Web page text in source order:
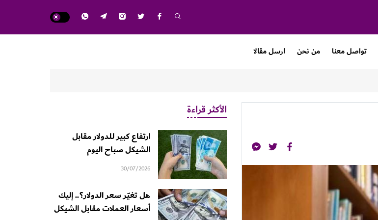
تواصل معنا من نحن ارسل مقالا
الأكثر قراءة
ارتفاع كبير للدولار مقابل
الشيكل صباح اليوم
30/07/2026
هل تغيّر سعر الدولار؟.. إليك
أسعار العملات مقابل الشيكل